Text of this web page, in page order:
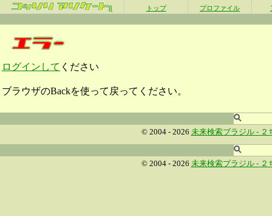
β トップ プロファイル
ログインして ください
ブラウザのBackを使って戻ってください。
© 2004 - 2026 未来検索ブラジル - ２
© 2004 - 2026 未来検索ブラジル - ２